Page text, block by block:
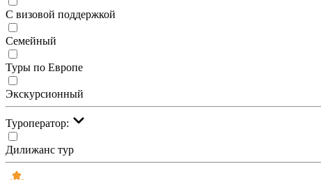
С визовой поддержкой
Семейный
Туры по Европе
Экскурсионный
Туроператор:
Дилижанс тур